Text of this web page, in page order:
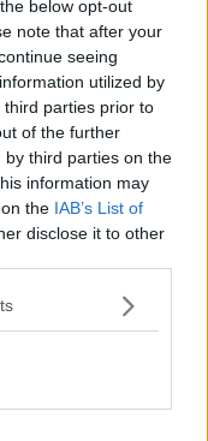
below opt-out
note that after your
seeing
utilized by
parties prior to
of the further
third parties on the
information may
the IAB’s List of
disclose it to other
a comportamenti di
nostra che sono stati
tratta di un
removibile".
estetico
Da parte nostra
da vivere in modo
è un luogo di culto e
alla sicurezza
sulle misure
di inciviltà e
-, perché